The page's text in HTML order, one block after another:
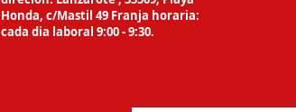
Honda, c/Mastil 49 Franja horaria:
cada dia laboral 9:00 - 9:30.